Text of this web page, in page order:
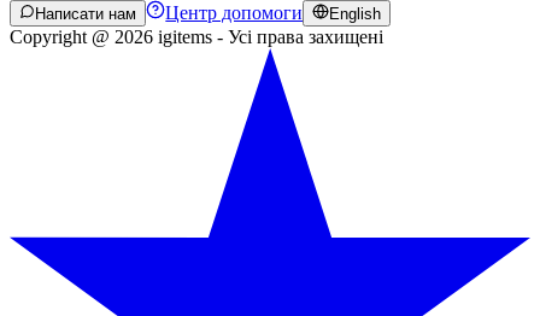
Написати нам Центр допомоги English
Copyright @ 2026 igitems - Усі права захищені